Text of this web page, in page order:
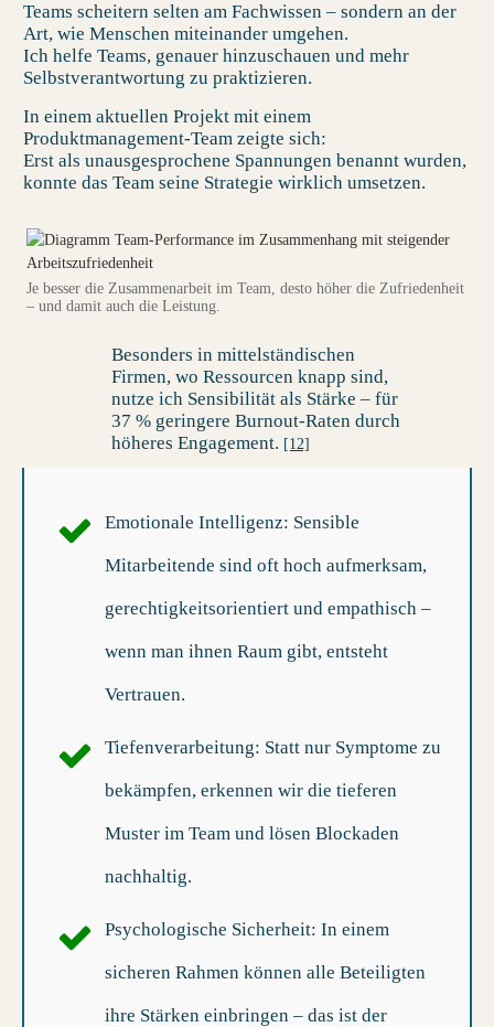
Teams scheitern selten am Fachwissen – sondern an der
Art, wie Menschen miteinander umgehen.
Ich helfe Teams, genauer hinzuschauen und mehr
Selbstverantwortung zu praktizieren.
In einem aktuellen Projekt mit einem
Produktmanagement-Team zeigte sich:
Erst als unausgesprochene Spannungen benannt wurden,
konnte das Team seine Strategie wirklich umsetzen.
Je besser die Zusammenarbeit im Team, desto höher die Zufriedenheit
– und damit auch die Leistung.
Besonders in mittelständischen
Firmen, wo Ressourcen knapp sind,
nutze ich Sensibilität als Stärke – für
37 % geringere Burnout-Raten durch
höheres Engagement. [12]
Emotionale Intelligenz: Sensible
Mitarbeitende sind oft hoch aufmerksam,
gerechtigkeitsorientiert und empathisch –
wenn man ihnen Raum gibt, entsteht
Vertrauen.
Tiefenverarbeitung: Statt nur Symptome zu
bekämpfen, erkennen wir die tieferen
Muster im Team und lösen Blockaden
nachhaltig.
Psychologische Sicherheit: In einem
sicheren Rahmen können alle Beteiligten
ihre Stärken einbringen – das ist der